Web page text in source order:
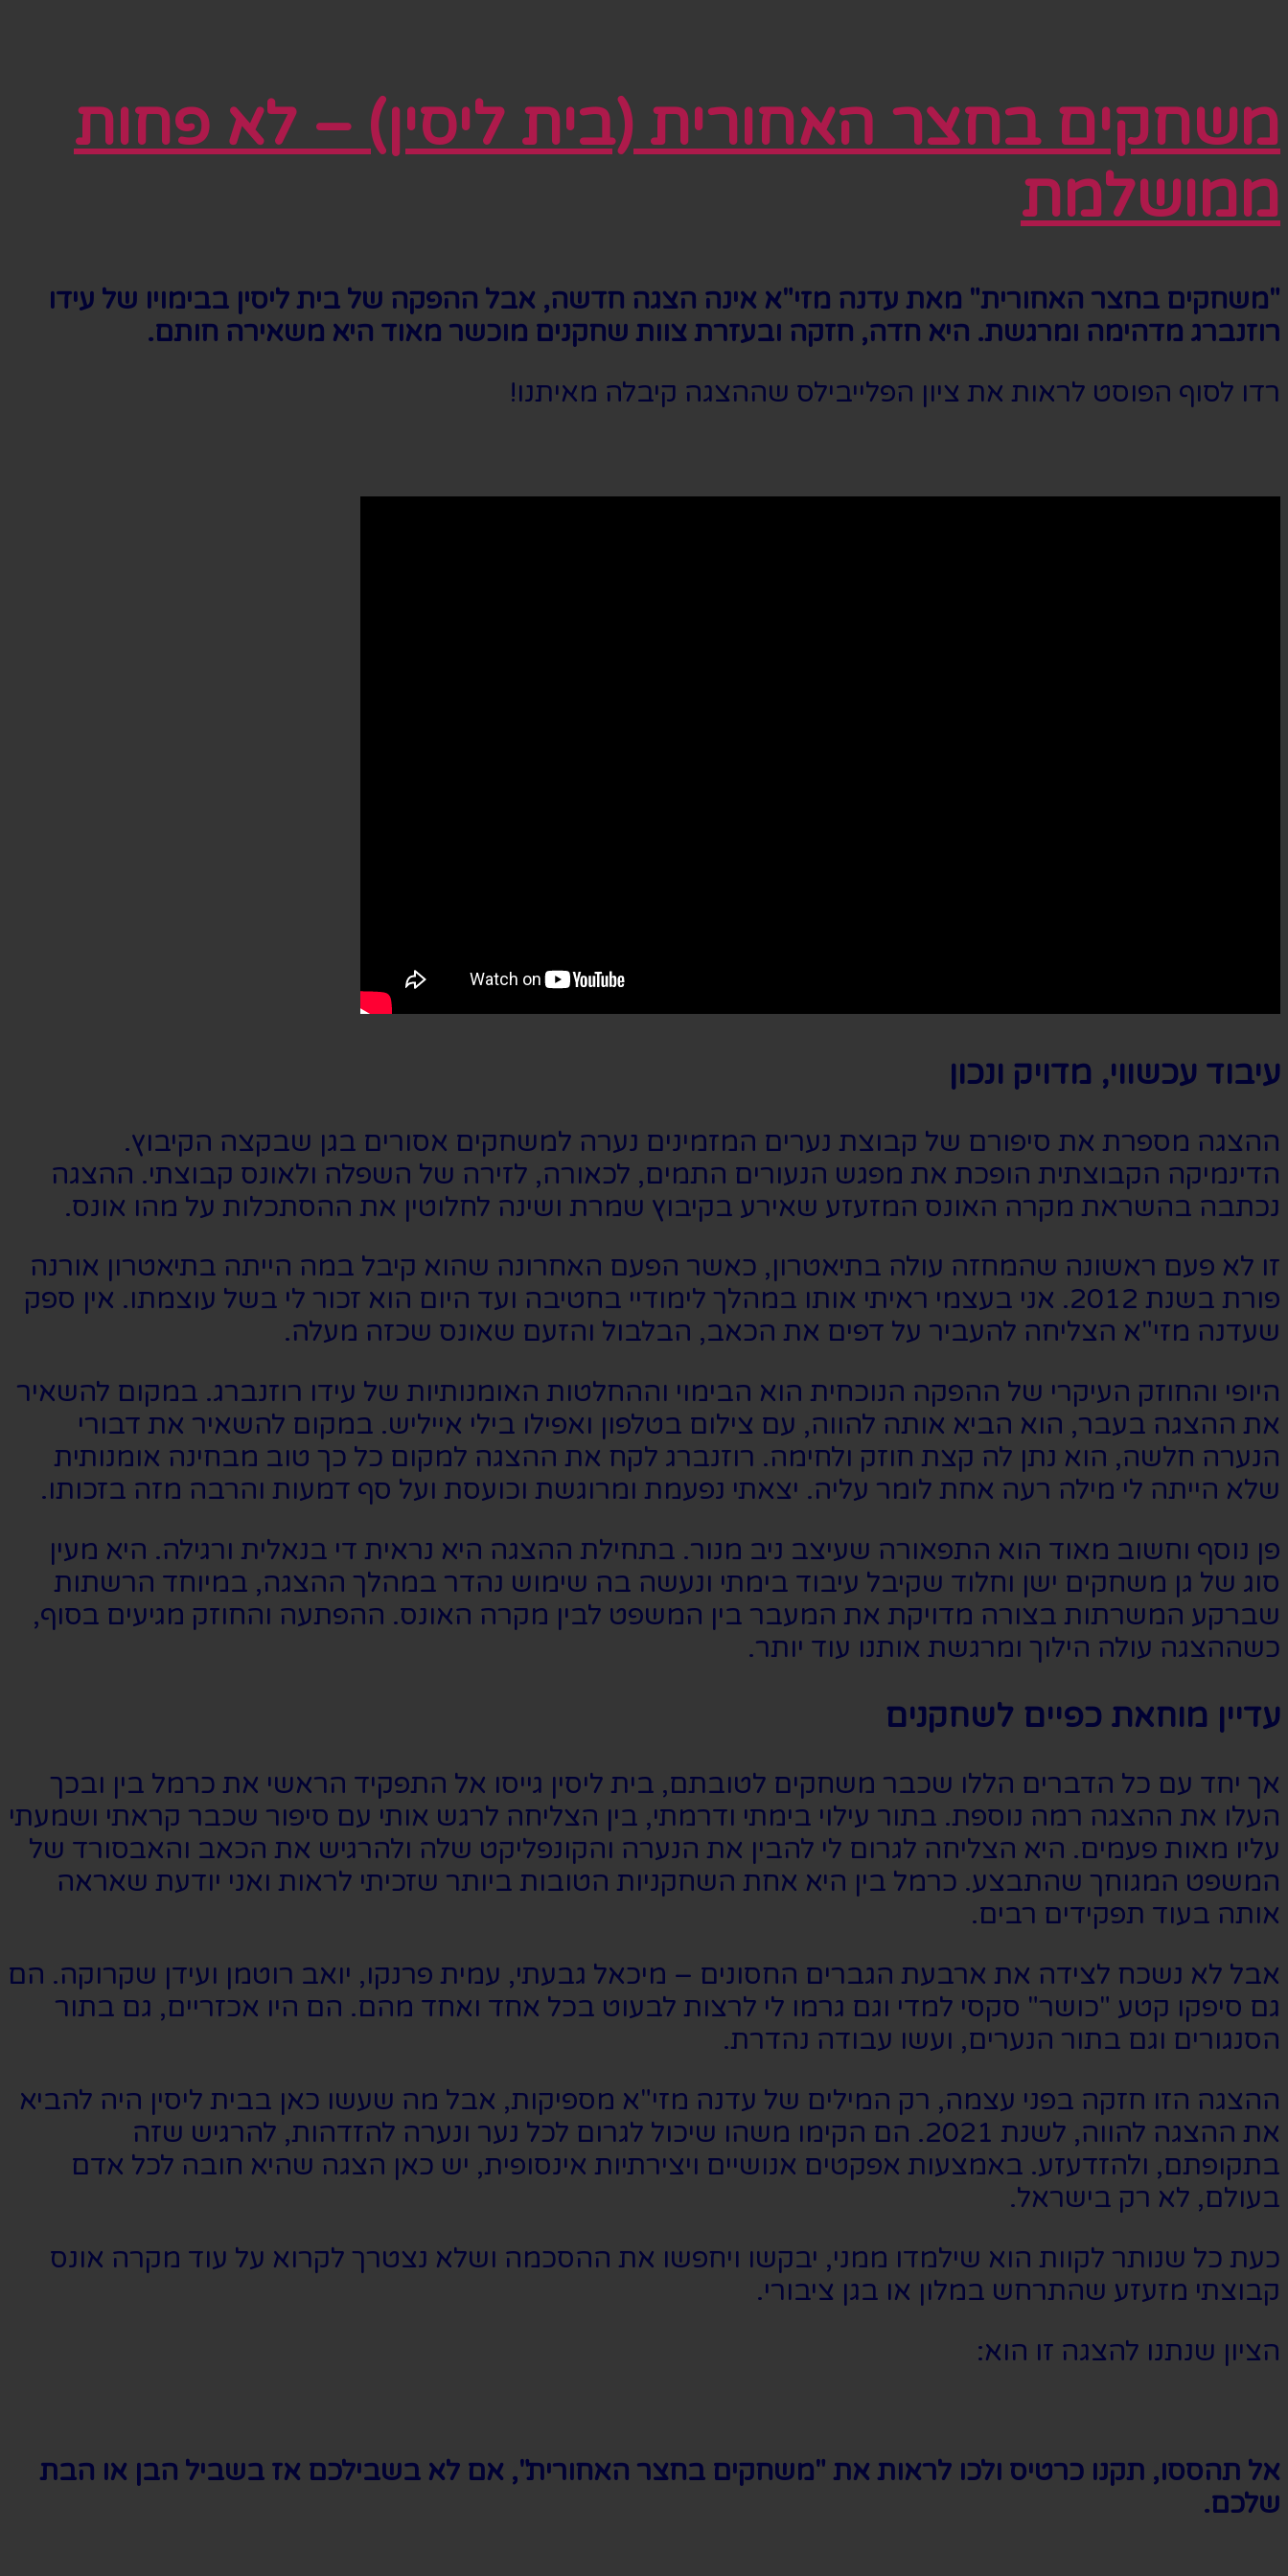
משחקים בחצר האחורית (בית ליסין) – לא פחות
ממושלמת
"משחקים בחצר האחורית" מאת עדנה מזי"א אינה הצגה חדשה, אבל ההפקה של בית ליסין בבימויו של עידו
רוזנברג מדהימה ומרגשת. היא חדה, חזקה ובעזרת צוות שחקנים מוכשר מאוד היא משאירה חותם.
רדו לסוף הפוסט לראות את ציון הפלייבילס שההצגה קיבלה מאיתנו!
עיבוד עכשווי, מדויק ונכון
ההצגה מספרת את סיפורם של קבוצת נערים המזמינים נערה למשחקים אסורים בגן שבקצה הקיבוץ.
הדינמיקה הקבוצתית הופכת את מפגש הנעורים התמים, לכאורה, לזירה של השפלה ולאונס קבוצתי. ההצגה
נכתבה בהשראת מקרה האונס המזעזע שאירע בקיבוץ שמרת ושינה לחלוטין את ההסתכלות על מהו אונס.
זו לא פעם ראשונה שהמחזה עולה בתיאטרון, כאשר הפעם האחרונה שהוא קיבל במה הייתה בתיאטרון אורנה
פורת בשנת 2012. אני בעצמי ראיתי אותו במהלך לימודיי בחטיבה ועד היום הוא זכור לי בשל עוצמתו. אין ספק
שעדנה מזי"א הצליחה להעביר על דפים את הכאב, הבלבול והזעם שאונס שכזה מעלה.
היופי והחוזק העיקרי של ההפקה הנוכחית הוא הבימוי וההחלטות האומנותיות של עידו רוזנברג. במקום להשאיר
את ההצגה בעבר, הוא הביא אותה להווה, עם צילום בטלפון ואפילו בילי אייליש. במקום להשאיר את דבורי
הנערה חלשה, הוא נתן לה קצת חוזק ולחימה. רוזנברג לקח את ההצגה למקום כל כך טוב מבחינה אומנותית
שלא הייתה לי מילה רעה אחת לומר עליה. יצאתי נפעמת ומרוגשת וכועסת ועל סף דמעות והרבה מזה בזכותו.
פן נוסף וחשוב מאוד הוא התפאורה שעיצב ניב מנור. בתחילת ההצגה היא נראית די בנאלית ורגילה. היא מעין
סוג של גן משחקים ישן וחלוד שקיבל עיבוד בימתי ונעשה בה שימוש נהדר במהלך ההצגה, במיוחד הרשתות
שברקע המשרתות בצורה מדויקת את המעבר בין המשפט לבין מקרה האונס. ההפתעה והחוזק מגיעים בסוף,
כשההצגה עולה הילוך ומרגשת אותנו עוד יותר.
עדיין מוחאת כפיים לשחקנים
אך יחד עם כל הדברים הללו שכבר משחקים לטובתם, בית ליסין גייסו אל התפקיד הראשי את כרמל בין ובכך
העלו את ההצגה רמה נוספת. בתור עילוי בימתי ודרמתי, בין הצליחה לרגש אותי עם סיפור שכבר קראתי ושמעתי
עליו מאות פעמים. היא הצליחה לגרום לי להבין את הנערה והקונפליקט שלה ולהרגיש את הכאב והאבסורד של
המשפט המגוחך שהתבצע. כרמל בין היא אחת השחקניות הטובות ביותר שזכיתי לראות ואני יודעת שאראה
אותה בעוד תפקידים רבים.
אבל לא נשכח לצידה את ארבעת הגברים החסונים – מיכאל גבעתי, עמית פרנקו, יואב רוטמן ועידן שקרוקה. הם
גם סיפקו קטע "כושר" סקסי למדי וגם גרמו לי לרצות לבעוט בכל אחד ואחד מהם. הם היו אכזריים, גם בתור
הסנגורים וגם בתור הנערים, ועשו עבודה נהדרת.
ההצגה הזו חזקה בפני עצמה, רק המילים של עדנה מזי"א מספיקות, אבל מה שעשו כאן בבית ליסין היה להביא
את ההצגה להווה, לשנת 2021. הם הקימו משהו שיכול לגרום לכל נער ונערה להזדהות, להרגיש שזה
בתקופתם, ולהזדעזע. באמצעות אפקטים אנושיים ויצירתיות אינסופית, יש כאן הצגה שהיא חובה לכל אדם
בעולם, לא רק בישראל.
כעת כל שנותר לקוות הוא שילמדו ממני, יבקשו ויחפשו את ההסכמה ושלא נצטרך לקרוא על עוד מקרה אונס
קבוצתי מזעזע שהתרחש במלון או בגן ציבורי.
הציון שנתנו להצגה זו הוא:
אל תהססו, תקנו כרטיס ולכו לראות את "משחקים בחצר האחורית", אם לא בשבילכם אז בשביל הבן או הבת
שלכם.